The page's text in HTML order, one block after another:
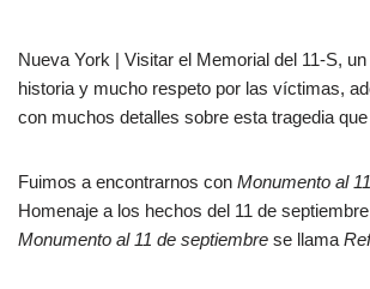
Nueva York | Visitar el Memorial del 11-S,
historia y mucho respeto por las víctimas,
con muchos detalles sobre esta tragedia
Fuimos a encontrarnos con Monumento al
Homenaje a los hechos del 11 de
Monumento al 11 de septiembre se llama